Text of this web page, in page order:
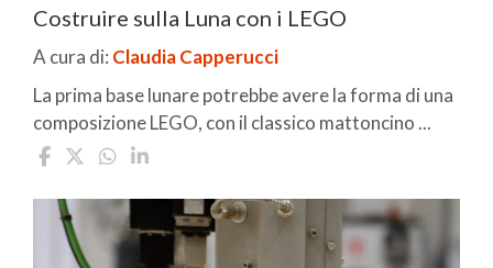
Costruire sulla Luna con i LEGO
A cura di: Claudia Capperucci
La prima base lunare potrebbe avere la forma di una
composizione LEGO, con il classico mattoncino ...